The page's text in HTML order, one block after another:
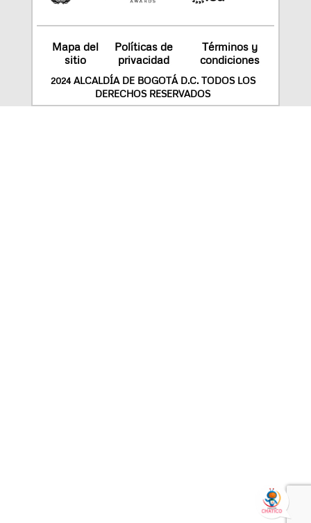
Mapa del
sitio
Políticas de
privacidad
Términos y
condiciones
2024 ALCALDÍA DE BOGOTÁ D.C. TODOS LOS
DERECHOS RESERVADOS